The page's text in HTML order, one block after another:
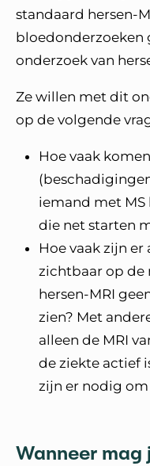
standaard hersen-
bloedonderzoeken
onderzoek van
Ze willen met dit
op de volgende
Hoe vaak
iemand met
die net starten
Hoe vaak zijn
zichtbaar op de
hersen-MRI
zien? Met
alleen de MRI
de ziekte actief
zijn er nodig
Wanneer mag